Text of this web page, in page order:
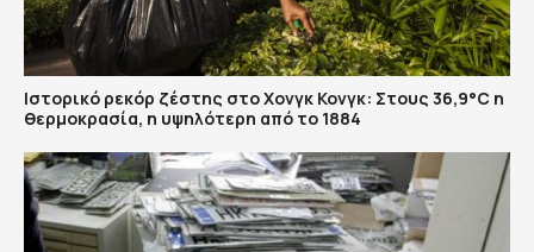
Ιστορικό ρεκόρ ζέστης στο Χονγκ Κονγκ: Στους 36,9°C η
θερμοκρασία, η υψηλότερη από το 1884